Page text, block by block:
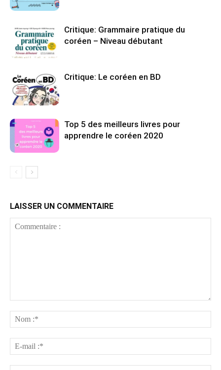
Critique: Grammaire pratique du
coréen – Niveau débutant
Critique: Le coréen en BD
Top 5 des meilleurs livres pour
apprendre le coréen 2020
LAISSER UN COMMENTAIRE